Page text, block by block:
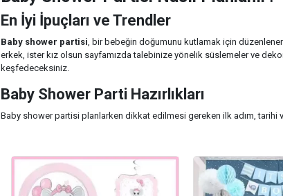
En İyi İpuçları ve Trendler
Baby shower partisi, bir bebeğin doğumunu kutlamak için
erkek, ister kız olsun sayfamızda talebinize yönelik süslemeler ve
keşfedeceksiniz.
Baby Shower Parti Hazırlıkları
Baby shower partisi planlarken dikkat edilmesi gereken ilk adım, tarihi
1. Planlama ve Hazırlık:
2. Tema ve Dekorasyon:
Bir baby shower partisinin başarılı olması